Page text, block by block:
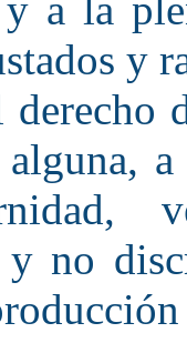
y
y no